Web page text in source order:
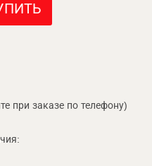
при заказе по телефону)